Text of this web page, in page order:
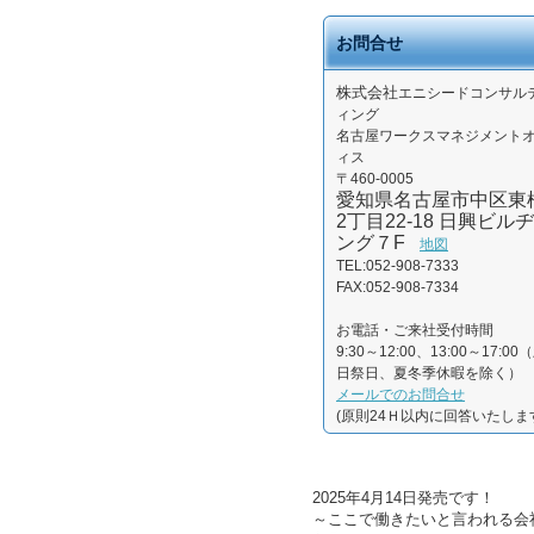
お問合せ
株式会社エニシードコンサル
ィング
名古屋ワークスマネジメント
ィス
〒460-0005
愛知県名古屋市中区東
2丁目22-18 日興ビルヂ
ング７F
地図
TEL:052-908-7333
FAX:052-908-7334
お電話・ご来社受付時間
9:30～12:00、13:00～17:00（
日祭日、夏冬季休暇を除く）
メールでのお問合せ
(原則24Ｈ以内に回答いたしま
2025年4月14日発売です！
～ここで働きたいと言われる会